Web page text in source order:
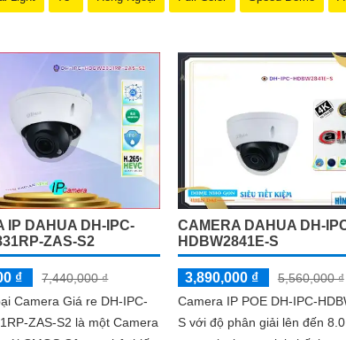
IP DAHUA DH-IPC-
ZAS-S2
₫
7,440,000 ₫
Camera Giá re DH-IPC-
ZAS-S2 là một Camera
CAMERA DAHUA DH-
HDBW2841E-S
3,890,000 ₫
5,560,000 ₫
Camera IP POE DH-IPC-
S với độ phân giải lên đến 8.0